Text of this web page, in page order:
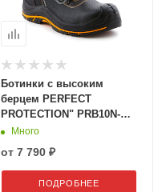
Ботинки с высоким
берцем PERFECT
PROTECTION" PRB10N-
CKW ПУ-Нитрил с ПП и АС
натуральный мех
Много
от 7 790 ₽
ПОДРОБНЕЕ